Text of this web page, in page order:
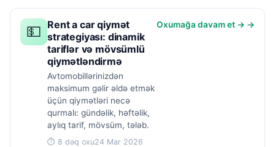
💵 Rent a car qiymət
strategiyası: dinamik
tariflər və mövsümlü
qiymətləndirmə
Avtomobillərinizdən
maksimum gəlir əldə etmək
üçün qiymətləri necə
qurmalı: gündəlik, həftəlik,
aylıq tarif, mövsüm, tələb.
⏱ 8 dəq oxu24 Mar 2026
Oxumağa davam et → →